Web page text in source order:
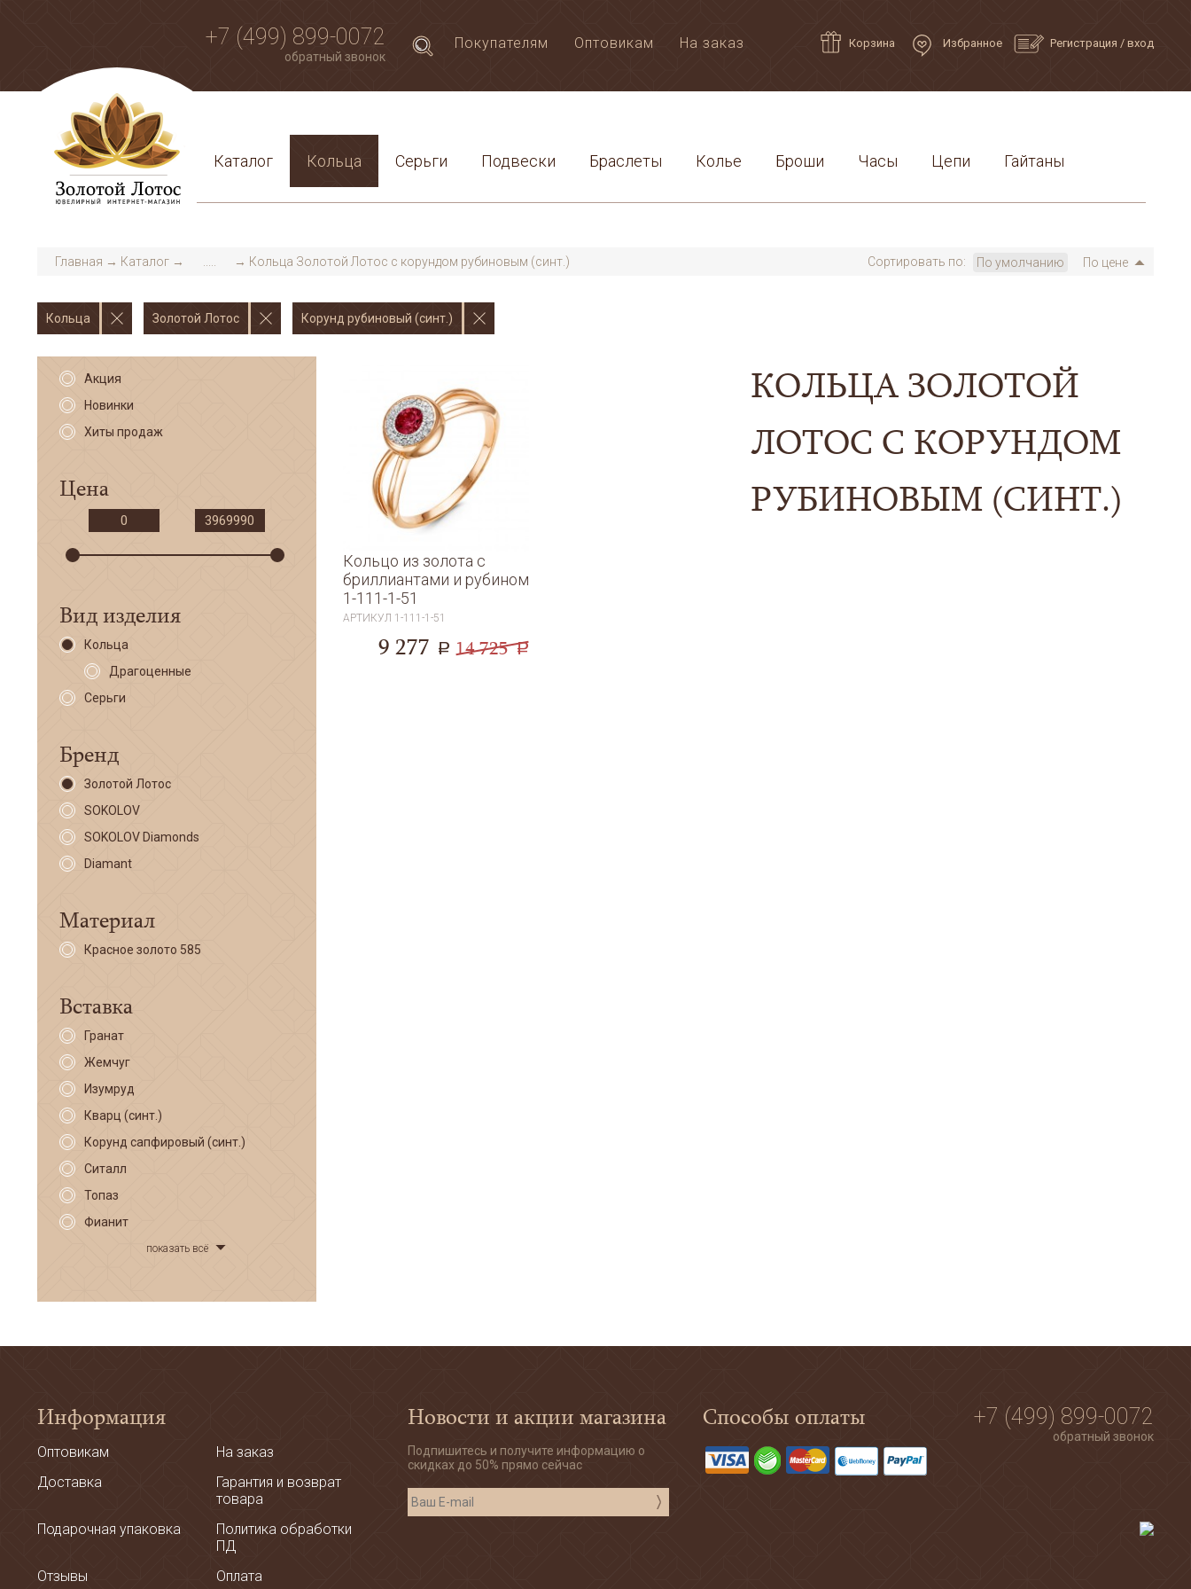
+7 (499) 899-0072
обратный звонок
Покупателям Оптовикам На заказ Корзина Избранное Регистрация / вход
Каталог Кольца Серьги Подвески Браслеты Колье Броши Часы Цепи Гайтаны
Главная → Каталог → → Кольца Золотой Лотос с корундом рубиновым (синт.) Сортировать по: По умолчанию По цене
Кольца Золотой Лотос Корунд рубиновый (синт.)
Акция
Новинки
Хиты продаж
Цена
Вид изделия
Кольца
Драгоценные
Серьги
Бренд
Золотой Лотос
SOKOLOV
SOKOLOV Diamonds
Diamant
Материал
Красное золото 585
Вставка
Гранат
Жемчуг
Изумруд
Кварц (синт.)
Корунд сапфировый (синт.)
Ситалл
Топаз
Фианит
показать всё
КОЛЬЦА ЗОЛОТОЙ
ЛОТОС С КОРУНДОМ
РУБИНОВЫМ (СИНТ.)
Кольцо из золота с
бриллиантами и рубином
1-111-1-51
АРТИКУЛ 1-111-1-51
9 277 a 14 725 a
Информация
Оптовикам
На заказ
Доставка
Гарантия и возврат
товара
Подарочная упаковка
Политика обработки
ПД
Отзывы
Оплата
Новости и акции магазина
Подпишитесь и получите информацию о
скидках до 50% прямо сейчас
Способы оплаты +7 (499) 899-0072
обратный звонок